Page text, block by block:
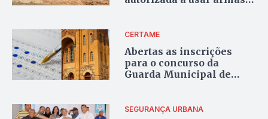
CERTAME
Abertas as inscrições
para o concurso da
Guarda Municipal de
SEGURANÇA URBANA